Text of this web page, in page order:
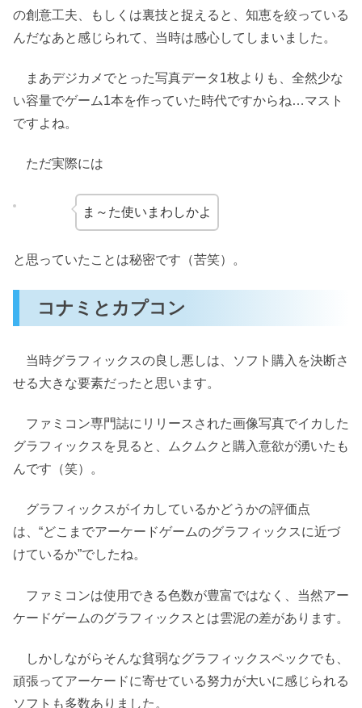
の創意工夫、もしくは裏技と捉えると、知恵を絞っている
んだなあと感じられて、当時は感心してしまいました。
まあデジカメでとった写真データ1枚よりも、全然少な
い容量でゲーム1本を作っていた時代ですからね…マスト
ですよね。
ただ実際には
ま～た使いまわしかよ
と思っていたことは秘密です（苦笑）。
コナミとカプコン
当時グラフィックスの良し悪しは、ソフト購入を決断さ
せる大きな要素だったと思います。
ファミコン専門誌にリリースされた画像写真でイカした
グラフィックスを見ると、ムクムクと購入意欲が湧いたも
んです（笑）。
グラフィックスがイカしているかどうかの評価点
は、“どこまでアーケードゲームのグラフィックスに近づ
けているか”でしたね。
ファミコンは使用できる色数が豊富ではなく、当然アー
ケードゲームのグラフィックスとは雲泥の差があります。
しかしながらそんな貧弱なグラフィックスペックでも、
頑張ってアーケードに寄せている努力が大いに感じられる
ソフトも多数ありました。